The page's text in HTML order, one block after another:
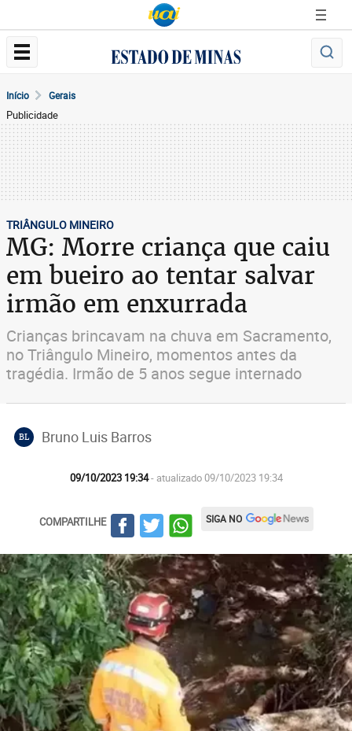
Início Gerais
Publicidade
TRIÂNGULO MINEIRO
MG: Morre criança que caiu
em bueiro ao tentar salvar
irmão em enxurrada
Crianças brincavam na chuva em Sacramento,
no Triângulo Mineiro, momentos antes da
tragédia. Irmão de 5 anos segue internado
BL Bruno Luis Barros
09/10/2023 19:34- atualizado 09/10/2023 19:34
COMPARTILHE SIGA NO